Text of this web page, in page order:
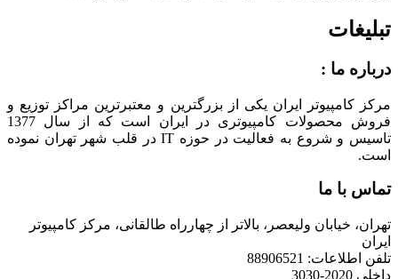
تبلیغات
درباره ما :
مرکز کامپیوتر ایران یکی از بزرگترین و معتبرترین مراکز توزیع و
فروش محصولات کامپیوتری در ایران است که از سال 1377
تاسیس و شروع به فعالیت در حوزه IT در قلب شهر تهران نموده
است.
تماس با ما
تهران، خیابان ولیعصر، بالاتر از چهارراه طالقانی، مرکز کامپیوتر
ایران
تلفن اطلاعات: 88906521
داخلی 2020-3030